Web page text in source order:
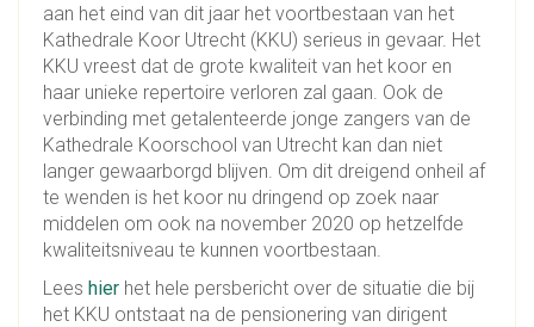
aan het eind van dit jaar het voortbestaan van het
Kathedrale Koor Utrecht (KKU) serieus in gevaar. Het
KKU vreest dat de grote kwaliteit van het koor en
haar unieke repertoire verloren zal gaan. Ook de
verbinding met getalenteerde jonge zangers van de
Kathedrale Koorschool van Utrecht kan dan niet
langer gewaarborgd blijven. Om dit dreigend onheil af
te wenden is het koor nu dringend op zoek naar
middelen om ook na november 2020 op hetzelfde
kwaliteitsniveau te kunnen voortbestaan.
Lees hier het hele persbericht over de situatie die bij
het KKU ontstaat na de pensionering van dirigent